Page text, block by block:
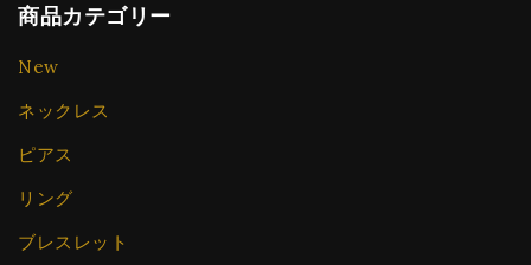
商品カテゴリー
New
ネックレス
ピアス
リング
ブレスレット